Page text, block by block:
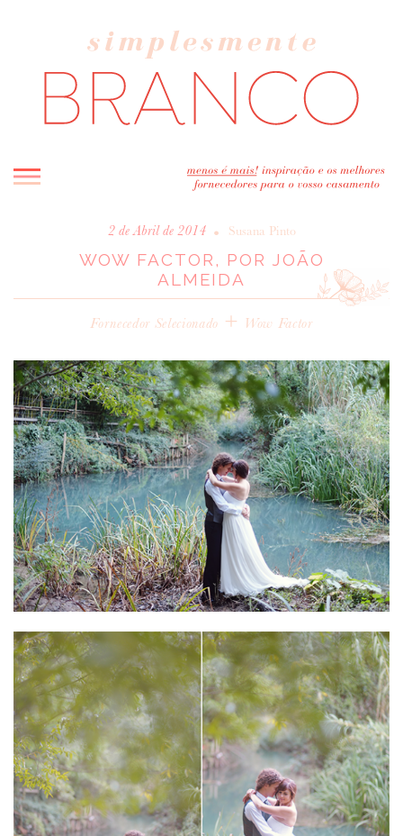
INICIO
BLOG
MELHOR INSPIRAÇÃO
ENTREVISTAS
CASAVA-ME AQUI!
FORNECEDORES RECOMENDADOS
ANUNCIE CONNOSCO
2 de Abril de 2014 • Susana Pinto
WOW FACTOR, POR JOÃO
ALMEIDA
Fornecedor Selecionado + Wow Factor